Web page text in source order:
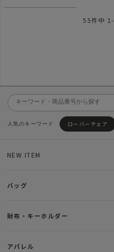
55件中 1 -
ローバーチェア
NEW ITEM
バッグ
財布・キーホルダー
アパレル